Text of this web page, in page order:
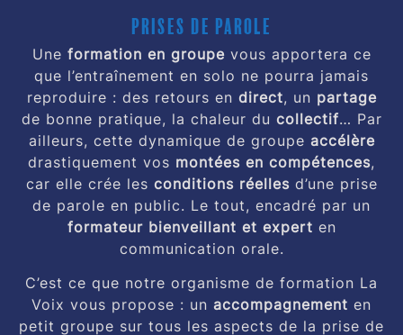
prises de parole
Une formation en groupevous apportera ce
que l’entraînement en solo ne pourra jamais
reproduire : des retours en direct, un partage
de bonne pratique, la chaleur du collectif… Par
ailleurs, cette dynamique de groupe accélère
drastiquement vos montées en compétences,
car elle crée les conditions réellesd’une prise
de parole en public. Le tout, encadré par un
formateur bienveillant et expert en
communication orale.
C’est ce que notre organisme de formation La
Voix vous propose : un accompagnement en
petit groupe sur tous les aspects de la prise de